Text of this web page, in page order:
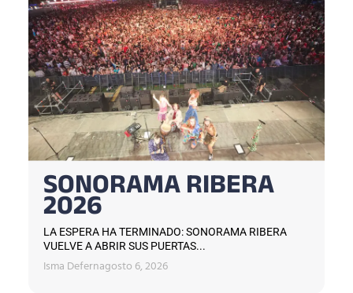
SONORAMA RIBERA
2026
LA ESPERA HA TERMINADO: SONORAMA RIBERA
VUELVE A ABRIR SUS PUERTAS...
Isma Defernagosto 6, 2026